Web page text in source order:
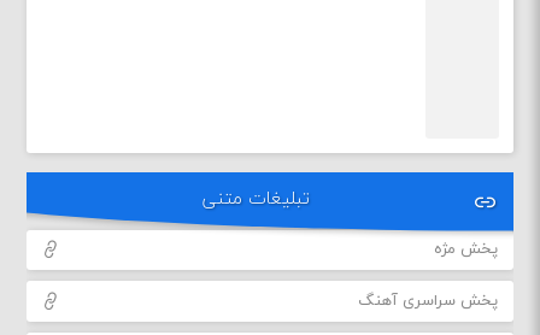
تبلیغات متنی
پخش مژه
پخش سراسری آهنگ